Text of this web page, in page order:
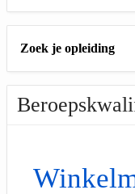
Zoek je opleiding